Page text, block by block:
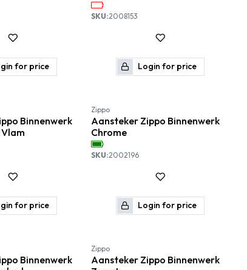
for price
SKU:2008153
Login for price
Binnenwerk
for price
Zippo
Aansteker Zippo Binnenwerk
Chrome
SKU:2002196
Login for price
Binnenwerk
Zippo
Aansteker Zippo Binnenwerk